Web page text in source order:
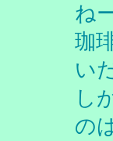
ね
珈
い
し
の